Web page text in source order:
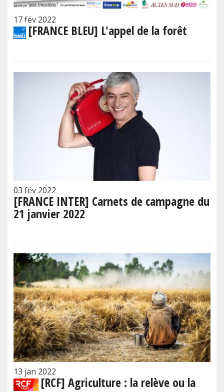
17 fév 2022
[FRANCE BLEU] L'appel de la forêt
03 fév 2022
[FRANCE INTER] Carnets de campagne du
21 janvier 2022
13 jan 2022
[RCF] Agriculture : la relève ou la